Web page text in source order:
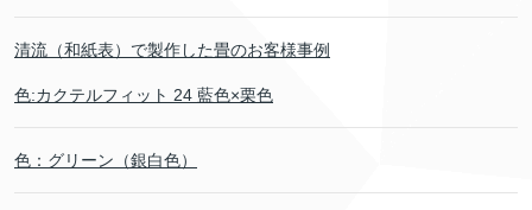
清流（和紙表）で製作した畳のお客様事例
色:カクテルフィット 24 藍色×栗色
色：グリーン（銀白色）